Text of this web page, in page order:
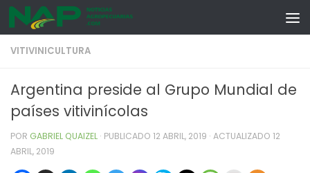
Skip to content
VITIVINICULTURA
Argentina preside al Grupo Mundial de
países vitivinícolas
POR GABRIEL QUAIZEL · PUBLICADO 12 ABRIL, 2019 · ACTUALIZADO 12
ABRIL, 2019